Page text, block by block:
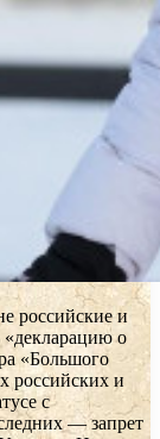
российские и
«декларацию о
«Большого
российских и
с
— запрет